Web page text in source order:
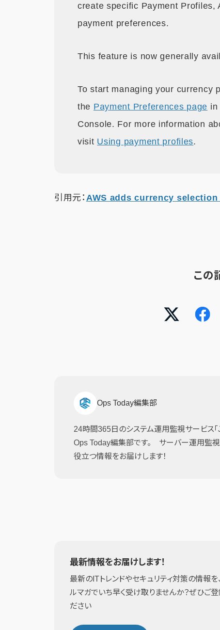
create specific Payment Profiles,
payment preferences.
This feature is now generally
To start managing your currency
the Payment Preferences page in
Console. For more information
visit Using payment profiles.
引用元： AWS adds currency
この
Ops Today編集部
24時間365日のシステム運用監視サービス
Ops Today編集部です。 サーバー運用監
役立つ情報をお届けします！
最新情報をお届けします！
最新のITトレンドやセキュリティ対策の情報を
ルマガでいち早く受け取りませんか？ぜひご登
ださい